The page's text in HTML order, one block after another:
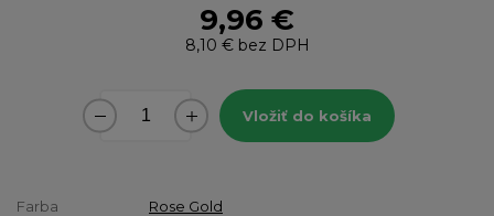
9,96 €
8,10 €bez DPH
Vložiť do košíka
Farba Rose Gold